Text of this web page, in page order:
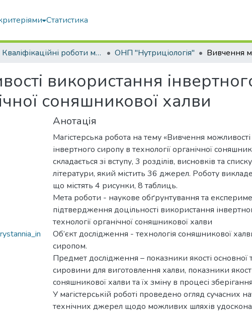
Статистика
Кваліфікаційні роботи магістрів ОНП "Нутриціологія"
використання
соняшникової халви
Анотація
Магістерська робота на тему «Вивчення
інвертного сиропу в технології органічної
складається зі вступу, 3 розділів, висновків та
літератури, який містить 36 джерел. Роботу
що містять 4 рисунки, 8 таблиць.
Мета роботи - наукове обґрунтування та
підтвердження доцільності використання
технології органічної соняшникової халви
Об’єкт дослідження - технологія соняшникової
сиропом.
Предмет дослідження – показники якості основної
сировини для виготовлення халви, показники
соняшникової халви та їх зміну в процесі
У магістерській роботі проведено огляд сучасних
технічних джерел щодо можливих шляхів